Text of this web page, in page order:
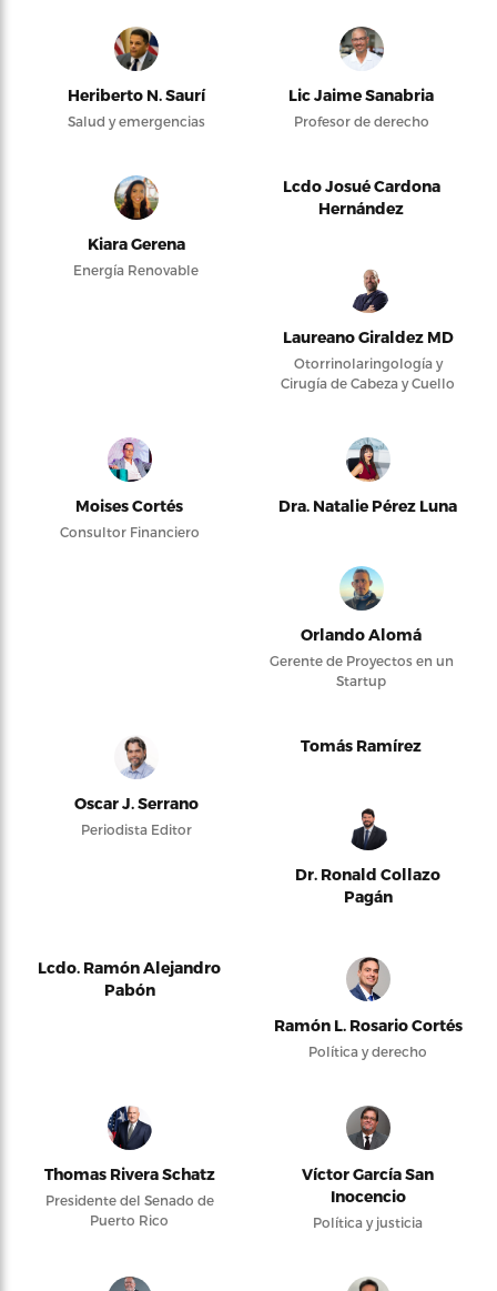
Heriberto N. Saurí
Salud y emergencias
Lic Jaime Sanabria
Profesor de derecho
Kiara Gerena
Energía Renovable
Lcdo Josué Cardona
Hernández
Laureano Giraldez MD
Otorrinolaringología y
Cirugía de Cabeza y Cuello
Moises Cortés
Consultor Financiero
Dra. Natalie Pérez Luna
Orlando Alomá
Gerente de Proyectos en un
Startup
Oscar J. Serrano
Periodista Editor
Tomás Ramírez
Dr. Ronald Collazo
Pagán
Lcdo. Ramón Alejandro
Pabón
Ramón L. Rosario Cortés
Política y derecho
Thomas Rivera Schatz
Presidente del Senado de
Puerto Rico
Víctor García San
Inocencio
Política y justicia